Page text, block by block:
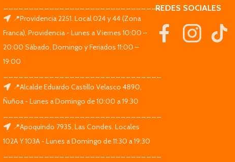
_______________________________
📍Providencia 2251. Local 024 y 44 (Zona
Franca), Providencia - Lunes a Viernes 10:00 –
20:00 Sábado, Domingo y Feriados 11:00 –
19:00
📍Alcalde Eduardo Castillo Velasco 4890,
Ñuñoa - Lunes a Domingo de 10:00 a 19:30
📍Apoquindo 7935, Las Condes. Locales
102A Y 103A - Lunes a Domingo de 11:30 a 19:30
REDES SOCIALES